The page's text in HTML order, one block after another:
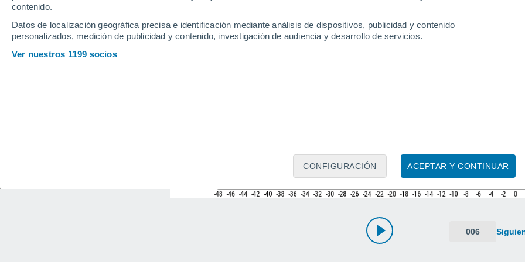
contenido.
Datos de localización geográfica precisa e identificación mediante análisis de dispositivos, publicidad y contenido
personalizados, medición de publicidad y contenido, investigación de audiencia y desarrollo de servicios.
Ver nuestros 1199 socios
ACEPTAR Y CONTINUAR
CONFIGURACIÓN
006